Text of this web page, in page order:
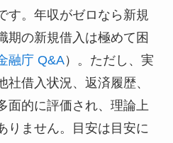
す。年収がゼロなら新規
期の新規借入は極めて困
融庁 Q&A）。ただし、実
借入状況、返済履歴、
面的に評価され、理論上
りません。目安は目安に